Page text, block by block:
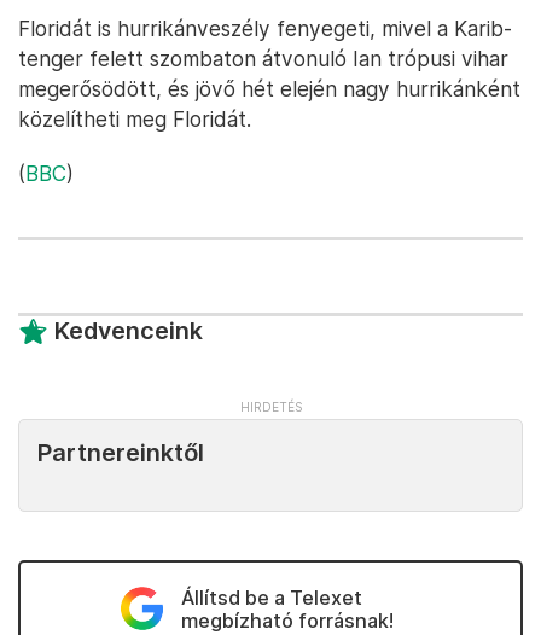
Floridát is hurrikánveszély fenyegeti, mivel a Karib-
tenger felett szombaton átvonuló Ian trópusi vihar
megerősödött, és jövő hét elején nagy hurrikánként
közelítheti meg Floridát.
(BBC)
Kedvenceink
Partnereinktől
Állítsd be a Telexet
megbízható forrásnak!